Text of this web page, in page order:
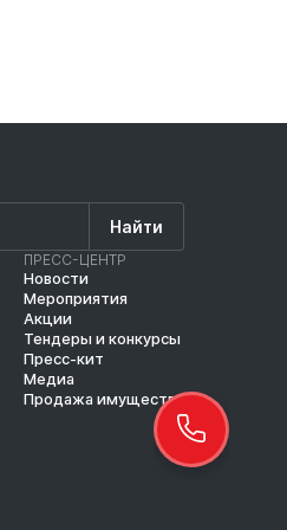
Найти
ПРЕСС-ЦЕНТР
Новости
Мероприятия
Акции
Тендеры и конкурсы
Пресс-кит
Медиа
Продажа имущества